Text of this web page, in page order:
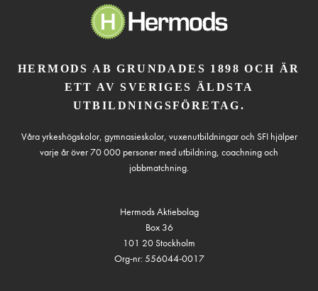
HERMODS AB GRUNDADES 1898 OCH ÄR
ETT AV SVERIGES ÄLDSTA
UTBILDNINGSFÖRETAG.
Våra yrkeshögskolor, gymnasieskolor, vuxenutbildningar och SFI hjälper
varje år över 70 000 personer med utbildning, coachning och
jobbmatchning.
Hermods Aktiebolag
Box 36
101 20 Stockholm
Org-nr: 556044-0017